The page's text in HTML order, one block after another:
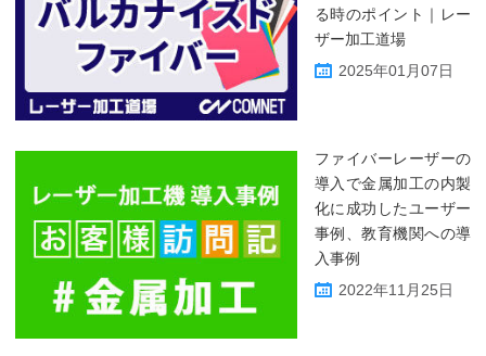
る時のポイント｜レー
ザー加工道場
2025年01月07日
ファイバーレーザーの
導入で金属加工の内製
化に成功したユーザー
事例、教育機関への導
入事例
2022年11月25日